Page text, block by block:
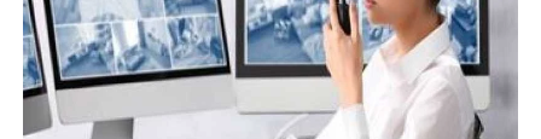
EMPRESAS DE RECEPCIONISTAS
EMPRESAS DE VIGILÂNCIA
EMPRESAS DE ZELADORIA